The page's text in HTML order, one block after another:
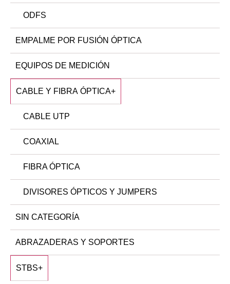
ODFS
EMPALME POR FUSIÓN ÓPTICA
EQUIPOS DE MEDICIÓN
CABLE Y FIBRA ÓPTICA+
CABLE UTP
COAXIAL
FIBRA ÓPTICA
DIVISORES ÓPTICOS Y JUMPERS
SIN CATEGORÍA
ABRAZADERAS Y SOPORTES
STBS+